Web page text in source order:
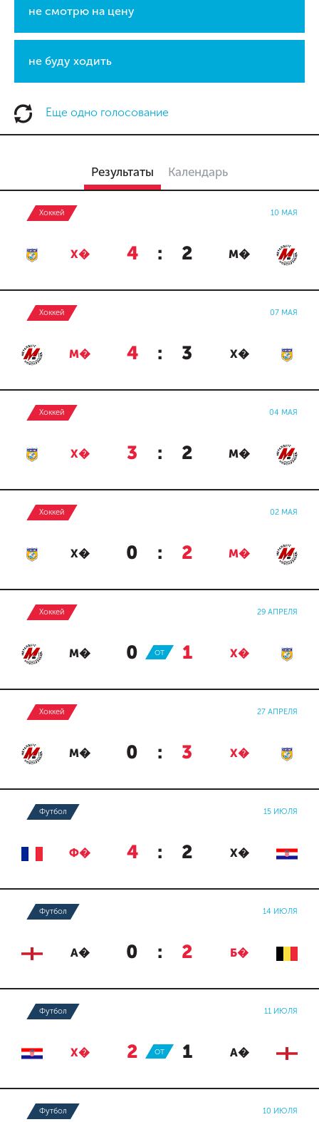
не смотрю на цену
не буду ходить
Еще одно голосование
Результаты Календарь
Хоккей 10 МАЯ
Х� 4 : 2 М�
Хоккей 07 МАЯ
М� 4 : 3 Х�
Хоккей 04 МАЯ
Х� 3 : 2 М�
Хоккей 02 МАЯ
Х� 0 : 2 М�
Хоккей 29 АПРЕЛЯ
М� 0 : 1 Х�
ОТ
Хоккей 27 АПРЕЛЯ
М� 0 : 3 Х�
Футбол 15 ИЮЛЯ
Ф� 4 : 2 Х�
Футбол 14 ИЮЛЯ
А� 0 : 2 Б�
Футбол 11 ИЮЛЯ
Х� 2 : 1 А�
ОТ
Футбол 10 ИЮЛЯ